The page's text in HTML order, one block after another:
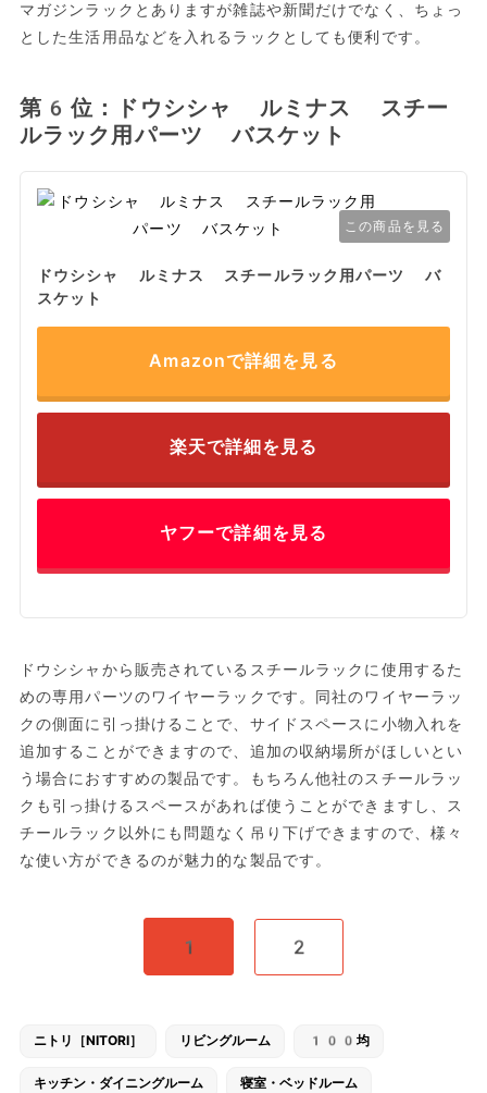
マガジンラックとありますが雑誌や新聞だけでなく、ちょっ
とした生活用品などを入れるラックとしても便利です。
第6位：ドウシシャ ルミナス スチー
ルラック用パーツ バスケット
この商品を見る
ドウシシャ ルミナス スチールラック用パーツ バ
スケット
Amazonで詳細を見る
楽天で詳細を見る
ヤフーで詳細を見る
ドウシシャから販売されているスチールラックに使用するた
めの専用パーツのワイヤーラックです。同社のワイヤーラッ
クの側面に引っ掛けることで、サイドスペースに小物入れを
追加することができますので、追加の収納場所がほしいとい
う場合におすすめの製品です。もちろん他社のスチールラッ
クも引っ掛けるスペースがあれば使うことができますし、ス
チールラック以外にも問題なく吊り下げできますので、様々
な使い方ができるのが魅力的な製品です。
1 2
ニトリ［NITORI］ リビングルーム 100均
キッチン・ダイニングルーム 寝室・ベッドルーム